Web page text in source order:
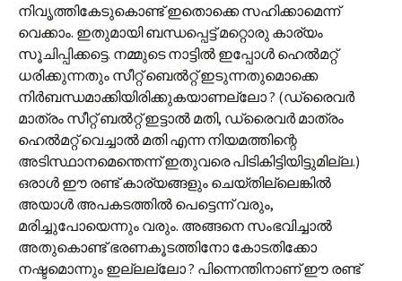
നിവൃത്തികേടുകൊണ്ട് ഇതൊക്കെ സഹിക്കാമെന്ന്
വെക്കാം. ഇതുമായി ബന്ധപ്പെട്ട് മറ്റൊരു കാര്യം
സൂചിപ്പിക്കട്ടെ. നമ്മുടെ നാട്ടിൽ ഇപ്പോൾ ഹെൽമറ്റ്
ധരിക്കുന്നതും സീറ്റ് ബെൽറ്റ് ഇടുന്നതുമൊക്കെ
നിർബന്ധമാക്കിയിരിക്കുകയാണല്ലോ ? (ഡ്രൈവർ
മാത്രം സീറ്റ് ബൽറ്റ് ഇട്ടാൽ മതി, ഡ്രൈവർ മാത്രം
ഹെൽമറ്റ് വെച്ചാൽ മതി എന്ന നിയമത്തിന്റെ
അടിസ്ഥാനമെന്തെന്ന് ഇതുവരെ പിടികിട്ടിയിട്ടുമില്ല.)
ഒരാൾ ഈ രണ്ട് കാര്യങ്ങളും ചെയ്തില്ലെങ്കിൽ
അയാൾ അപകടത്തിൽ പെട്ടെന്ന് വരും,
മരിച്ചുപോയെന്നും വരും. അങ്ങനെ സംഭവിച്ചാൽ
അതുകൊണ്ട് ഭരണകൂടത്തിനോ കോടതിക്കോ
നഷ്ടമൊന്നും ഇല്ലല്ലോ ? പിന്നെന്തിനാണ് ഈ രണ്ട്